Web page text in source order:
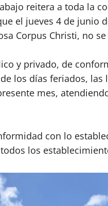
reitera a toda la
el jueves 4 de junio
Corpus Christi, no
y privado, de
los días feriados, las
mes,
con lo
los